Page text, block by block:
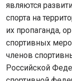
являются
спорта на
их пропаганда,
спортивных
членов
Российской